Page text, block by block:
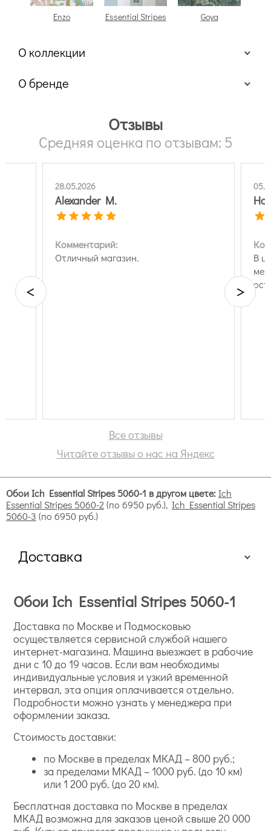
Enzo Essential Stripes Goya
О коллекции
О бренде
Отзывы
Средняя оценка по отзывам: 5
28.05.2026
Alexander M.
Комментарий:
Отличный магазин.
В
< >
Все отзывы
Читайте отзывы о нас на Яндекс
Обои Ich Essential Stripes 5060-1 в другом цвете: Ich
Essential Stripes 5060-2 (по 6950 руб.), Ich Essential Stripes
5060-3 (по 6950 руб.)
Доставка
Обои Ich Essential Stripes 5060-1
Доставка по Москве и Подмосковью
осуществляется сервисной службой нашего
интернет-магазина. Машина выезжает в рабочие
дни с 10 до 19 часов. Если вам необходимы
индивидуальные условия и узкий временной
интервал, эта опция оплачивается отдельно.
Подробности можно узнать у менеджера при
оформлении заказа.
Стоимость доставки:
по Москве в пределах МКАД – 800 руб.;
за пределами МКАД – 1000 руб. (до 10 км)
или 1 200 руб. (до 20 км).
Бесплатная доставка по Москве в пределах
МКАД возможна для заказов ценой свыше 20 000